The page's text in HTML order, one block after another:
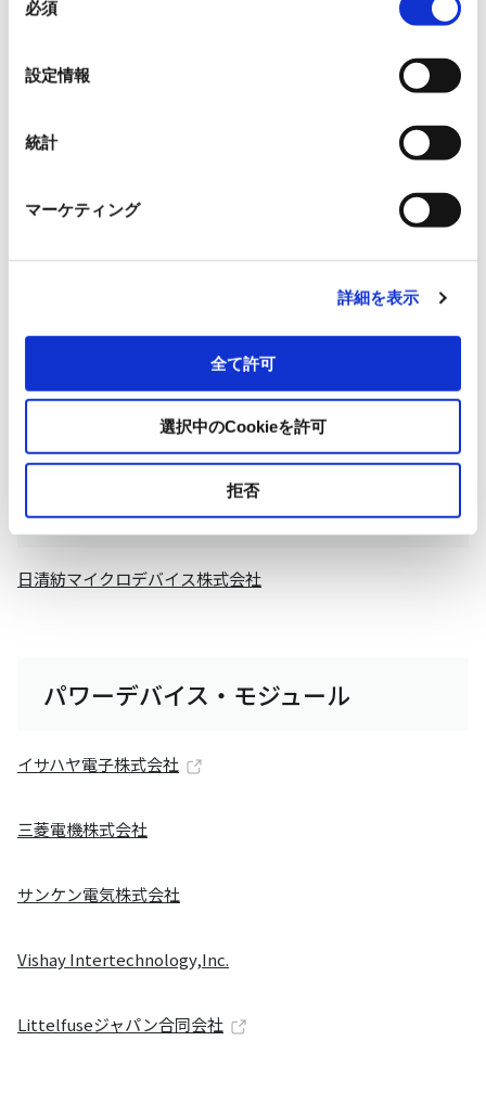
必須
設定情報
統計
マーケティング
詳細を表示
全て許可
選択中のCookieを許可
拒否
Allegro MicroSystems, Inc.
イサハヤ電子株式会社
日本ライトン株式会社
日清紡マイクロデバイス株式会社
サンケン電気株式会社
デジアナ混載
日清紡マイクロデバイス株式会社
パワーデバイス・モジュール
イサハヤ電子株式会社
三菱電機株式会社
サンケン電気株式会社
Vishay Intertechnology,Inc.
Littelfuseジャパン合同会社